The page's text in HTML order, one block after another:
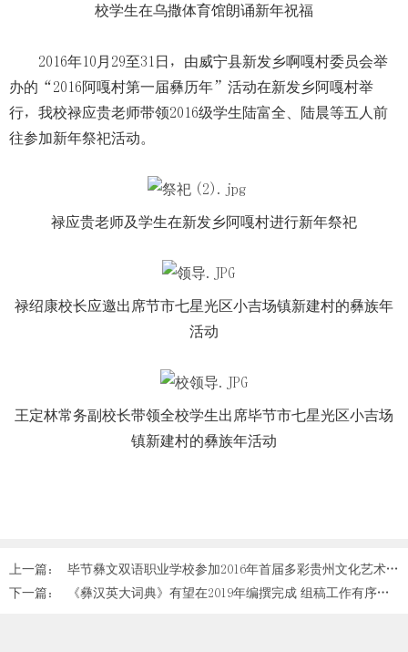
校学生在乌撒体育馆朗诵新年祝福
2016年10月29至31日，由威宁县新发乡啊嘎村委员会举
办的“2016阿嘎村第一届彝历年”活动在新发乡阿嘎村举
行，我校禄应贵老师带领2016级学生陆富全、陆晨等五人前
往参加新年祭祀活动。
禄应贵老师及学生在新发乡阿嘎村进行新年祭祀
禄绍康校长应邀出席节市七星光区小吉场镇新建村的彝族年
活动
王定林常务副校长带领全校学生出席毕节市七星光区小吉场
镇新建村的彝族年活动
上一篇：
毕节彝文双语职业学校参加2016年首届多彩贵州文化艺术节系列活动
下一篇：
《彝汉英大词典》有望在2019年编撰完成 组稿工作有序推进